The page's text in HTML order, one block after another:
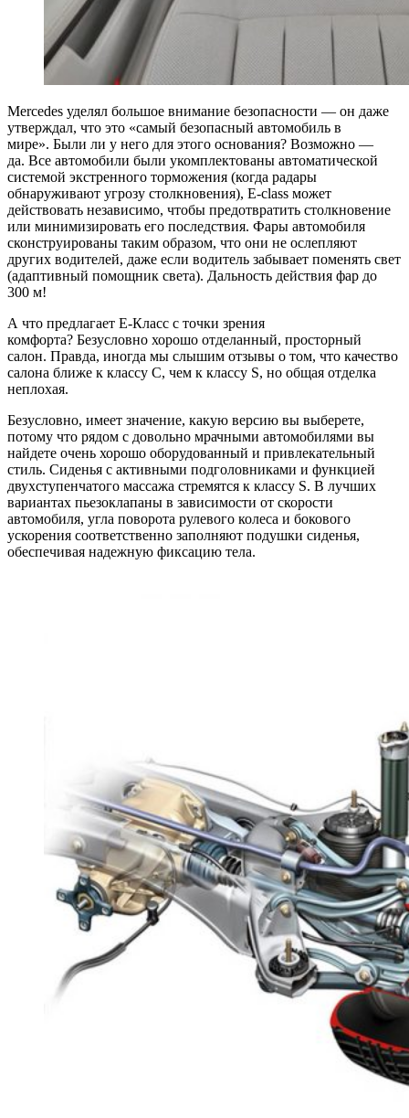
Mercedes уделял большое внимание безопасности — он даже
утверждал, что это «самый безопасный автомобиль в
мире». Были ли у него для этого основания? Возможно —
да. Все автомобили были укомплектованы автоматической
системой экстренного торможения (когда радары
обнаруживают угрозу столкновения), E-class может
действовать независимо, чтобы предотвратить столкновение
или минимизировать его последствия. Фары автомобиля
сконструированы таким образом, что они не ослепляют
других водителей, даже если водитель забывает поменять свет
(адаптивный помощник света). Дальность действия фар до
300 м!
А что предлагает Е-Класс с точки зрения
комфорта? Безусловно хорошо отделанный, просторный
салон. Правда, иногда мы слышим отзывы о том, что качество
салона ближе к классу С, чем к классу S, но общая отделка
неплохая.
Безусловно, имеет значение, какую версию вы выберете,
потому что рядом с довольно мрачными автомобилями вы
найдете очень хорошо оборудованный и привлекательный
стиль. Сиденья с активными подголовниками и функцией
двухступенчатого массажа стремятся к классу S. В лучших
вариантах пьезоклапаны в зависимости от скорости
автомобиля, угла поворота рулевого колеса и бокового
ускорения соответственно заполняют подушки сиденья,
обеспечивая надежную фиксацию тела.